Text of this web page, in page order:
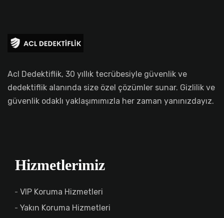
Acl Dedektiflik, 30 yıllık tecrübesiyle güvenlik ve
dedektiflik alanında size özel çözümler sunar. Gizlilik ve
güvenlik odaklı yaklaşımımızla her zaman yanınızdayız.
Hizmetlerimiz
VIP Koruma Hizmetleri
Yakın Koruma Hizmetleri